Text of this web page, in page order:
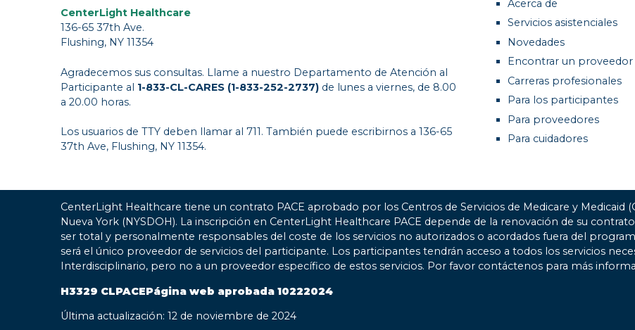
CenterLight Healthcare
136-65 37th Ave.
Flushing, NY 11354
Agradecemos sus consultas. Llame a nuestro Departamento de Atención al
Participante al 1-833-CL-CARES (1-833-252-2737) de lunes a viernes, de 8.00
a 20.00 horas.
Los usuarios de TTY deben llamar al 711. También puede escribirnos a 136-65
37th Ave, Flushing, NY 11354.
Acerca de
Servicios asistenciales
Novedades
Encontrar un proveedor
Carreras profesionales
Para los participantes
Para proveedores
Para cuidadores
CenterLight Healthcare tiene un contrato PACE aprobado por los Centros de Servicios de Medicare y Medicaid
Nueva York (NYSDOH). La inscripción en CenterLight Healthcare PACE depende de la renovación de su
ser total y personalmente responsables del coste de los servicios no autorizados o acordados fuera del
será el único proveedor de servicios del participante. Los participantes tendrán acceso a todos los servicios
Interdisciplinario, pero no a un proveedor específico de estos servicios. Por favor contáctenos para más
H3329 CLPACEPágina web aprobada 10222024
Última actualización: 12 de noviembre de 2024